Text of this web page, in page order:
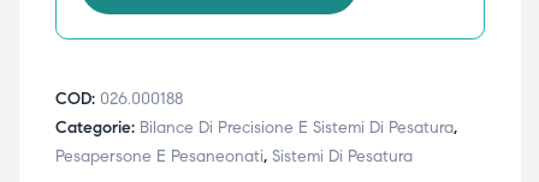
COD: 026.000188
Categorie: Bilance Di Precisione E Sistemi Di Pesatura,
Pesapersone E Pesaneonati, Sistemi Di Pesatura